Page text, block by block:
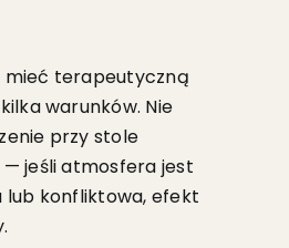
mieć terapeutyczną
warunków. Nie
przy stole
jeśli atmosfera jest
lub konfliktowa, efekt